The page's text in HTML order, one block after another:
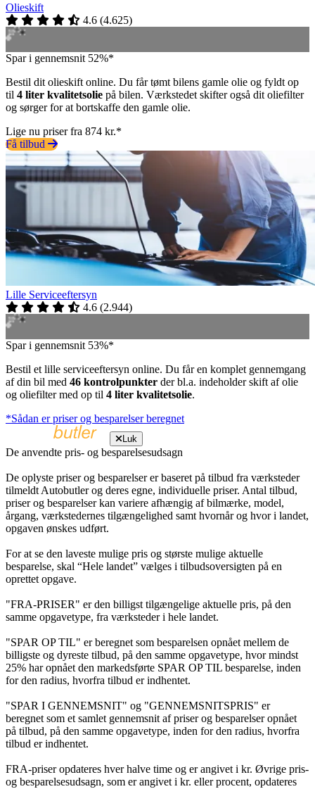
Olieskift
4.6 (4.625)
Spar i gennemsnit 52%*
Bestil dit olieskift online. Du får tømt bilens gamle olie og fyldt op
til 4 liter kvalitetsolie på bilen. Værkstedet skifter også dit oliefilter
og sørger for at bortskaffe den gamle olie.
Lige nu priser fra 874 kr.*
Få tilbud
Lille Serviceeftersyn
4.6 (2.944)
Spar i gennemsnit 53%*
Bestil et lille serviceeftersyn online. Du får en komplet gennemgang
af din bil med 46 kontrolpunkter der bl.a. indeholder skift af olie
og oliefilter med op til 4 liter kvalitetsolie.
*Sådan er priser og besparelser beregnet
Luk
De anvendte pris- og besparelsesudsagn
De oplyste priser og besparelser er baseret på tilbud fra værksteder
tilmeldt Autobutler og deres egne, individuelle priser. Antal tilbud,
priser og besparelser kan variere afhængig af bilmærke, model,
årgang, værkstedernes tilgængelighed samt hvornår og hvor i landet,
opgaven ønskes udført.
For at se den laveste mulige pris og største mulige aktuelle
besparelse, skal “Hele landet” vælges i tilbudsoversigten på en
oprettet opgave.
"FRA-PRISER" er den billigst tilgængelige aktuelle pris, på den
samme opgavetype, fra værksteder i hele landet.
"SPAR OP TIL" er beregnet som besparelsen opnået mellem de
billigste og dyreste tilbud, på den samme opgavetype, hvor mindst
25% har opnået den markedsførte SPAR OP TIL besparelse, inden
for den radius, hvorfra tilbud er indhentet.
"SPAR I GENNEMSNIT" og "GENNEMSNITSPRIS" er
beregnet som et samlet gennemsnit af priser og besparelser opnået
på tilbud, på den samme opgavetype, inden for den radius, hvorfra
tilbud er indhentet.
FRA-priser opdateres hver halve time og er angivet i kr. Øvrige pris-
og besparelsesudsagn, som er angivet i kr. eller procent, opdateres